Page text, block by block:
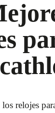
relojes